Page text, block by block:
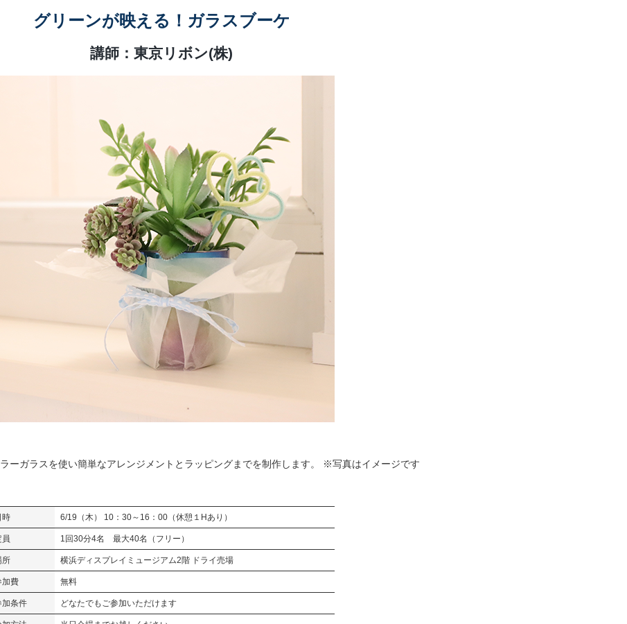
グリーンが映える！ガラスブーケ
講師：東京リボン(株)
ーガラスを使い簡単なアレンジメントとラッピングまでを制作します。 ※写真はイメージです
時 6/19（木） 10：30～16：00（休憩１Hあり）
員 1回30分4名 最大40名（フリー）
所 横浜ディスプレイミュージアム2階 ドライ売場
加費 無料
加条件 どなたでもご参加いただけます